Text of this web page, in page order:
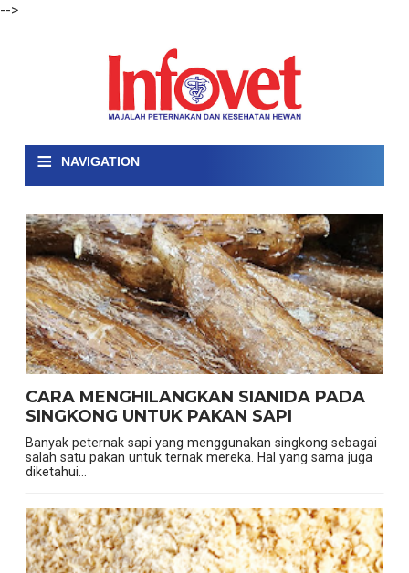
-->
≡ NAVIGATION
CARA MENGHILANGKAN SIANIDA PADA
SINGKONG UNTUK PAKAN SAPI
Banyak peternak sapi yang menggunakan singkong sebagai
salah satu pakan untuk ternak mereka. Hal yang sama juga
diketahui...